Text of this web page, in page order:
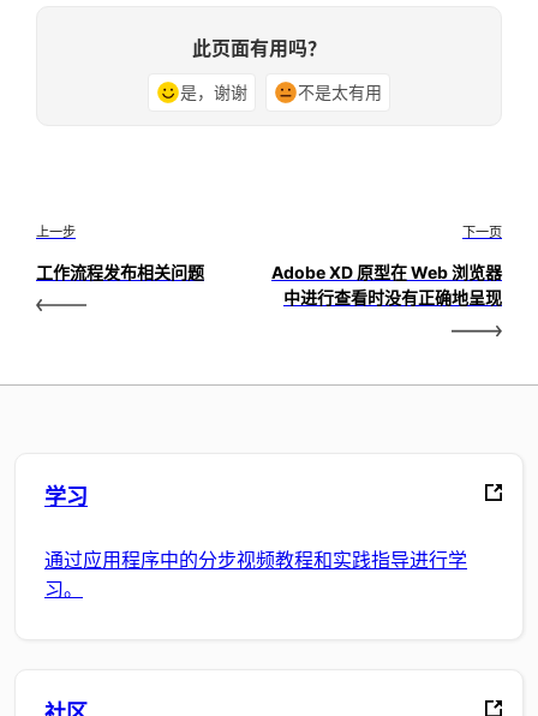
此页面有用吗？
是，谢谢 不是太有用
上一步
工作流程发布相关问题
下一页
Adobe XD 原型在 Web 浏览器
中进行查看时没有正确地呈现
学习
通过应用程序中的分步视频教程和实践指导进行学
习。